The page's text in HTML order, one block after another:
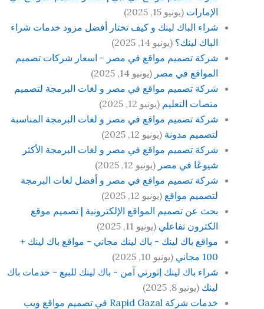
الإمارات (يونيو 15, 2025)
شراء الباك لينك و كيف تختار أفضل مزود خدمات شراء
الباك لينك؟ (يونيو 14, 2025)
شركة تصميم مواقع في مصر - اسعار شركات تصميم
المواقع في مصر (يونيو 14, 2025)
شركة تصميم مواقع في مصر و لغات البرمجة لتصميم
منصات التعليم (يونيو 12, 2025)
شركة تصميم مواقع في مصر و لغات البرمجة المناسبة
لتصميم مدونة (يونيو 12, 2025)
شركة تصميم مواقع في مصر و لغات البرمجة الأكثر
شيوعًا في مصر (يونيو 12, 2025)
شركة تصميم مواقع في مصر و أفضل لغات البرمجة
لتصميم مواقع (يونيو 12, 2025)
بحث عن تصميم المواقع الإلكترونية | تصميم موقع
الكترون تفاعلي (يونيو 11, 2025)
مواقع باك لينك - باك لينك مجاني - مواقع باك لينك +
100 مجاني
(يونيو 10, 2025)
شراء باك لينك إثورتي آمن - باك لينك للبيع - خدمات باك
لينك (يونيو 8, 2025)
خدمات شركة Rapid Gazal في تصميم مواقع ويب